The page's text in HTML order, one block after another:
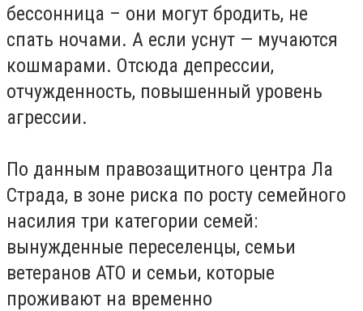
бессонница – они могут бродить, не
спать ночами. А если уснут — мучаются
кошмарами. Отсюда депрессии,
отчужденность, повышенный уровень
агрессии.
По данным правозащитного центра Ла
Страда, в зоне риска по росту семейного
насилия три категории семей:
вынужденные переселенцы, семьи
ветеранов АТО и семьи, которые
проживают на временно